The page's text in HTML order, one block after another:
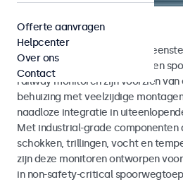
Railway monitoren
Monitoren ontwikkeld in
EN 45545-2 voor rolling stock en
railway monitoren zijn voorzien
behuizing met veelzijdige
naadloze integratie in
Met industrial-grade componenten
schokken, trillingen, vocht en
zijn deze monitoren ontworpen
in non-safety-critical
Offerte aanvragen
Helpcenter
Over ons
Contact